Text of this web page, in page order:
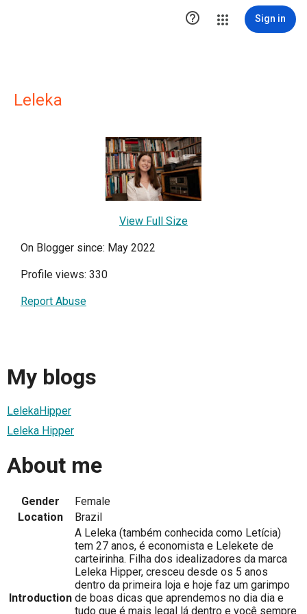
 Sign in
Leleka
View Full Size
On Blogger since: May 2022
Profile views: 330
Report Abuse
My blogs
LelekaHipper
Leleka Hipper
About me
Gender
Female
Location
Brazil
Introduction
A Leleka (também conhecida como Letícia)
tem 27 anos, é economista e Lelekete de
carteirinha. Filha dos idealizadores da marca
Leleka Hipper, cresceu desde os 5 anos
dentro da primeira loja e hoje faz um garimpo
de boas dicas que aprendemos no dia dia e
tudo que é mais legal lá dentro e você sempre